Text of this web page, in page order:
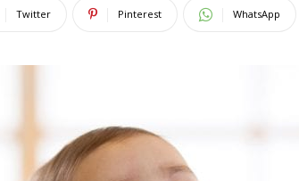
Twitter Pinterest WhatsApp